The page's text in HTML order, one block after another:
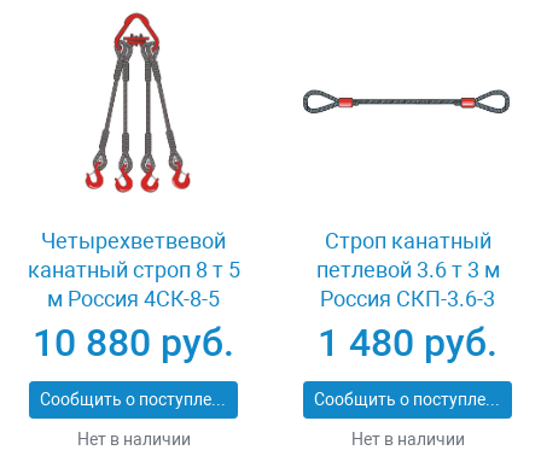
Четырехветвевой
канатный строп 8 т 5
м Россия 4СК-8-5
10 880 руб.
Сообщить о поступлении
Нет в наличии
Строп канатный
петлевой 3.6 т 3 м
Россия СКП-3.6-3
1 480 руб.
Сообщить о поступлении
Нет в наличии